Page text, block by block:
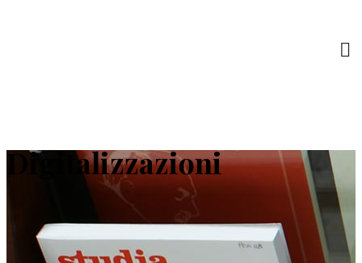
Digitalizzazioni